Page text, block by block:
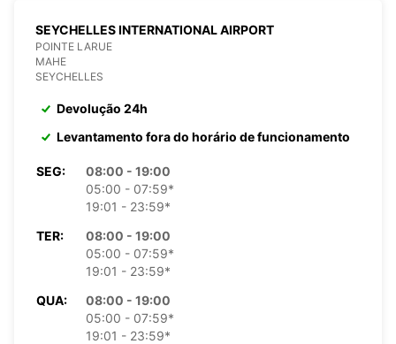
SEYCHELLES INTERNATIONAL AIRPORT
POINTE LARUE
MAHE
SEYCHELLES
Devolução 24h
Levantamento fora do horário de funcionamento
SEG:
08:00 - 19:00
05:00 - 07:59*
19:01 - 23:59*
TER:
08:00 - 19:00
05:00 - 07:59*
19:01 - 23:59*
QUA:
08:00 - 19:00
05:00 - 07:59*
19:01 - 23:59*